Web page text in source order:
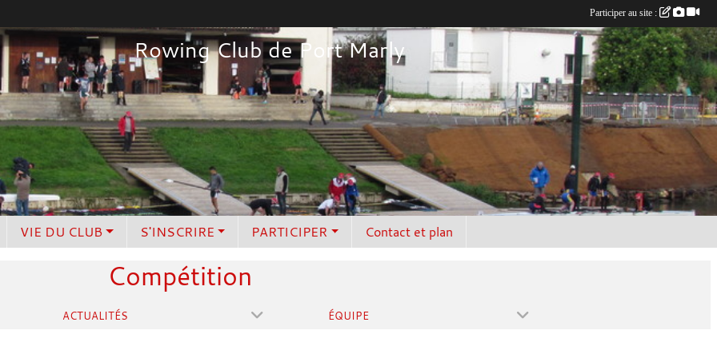
Rowing Club de Port Marly
VIE DU CLUB S'INSCRIRE PARTICIPER Contact et plan
Compétition
ACTUALITÉS ÉQUIPE
Participer au site :